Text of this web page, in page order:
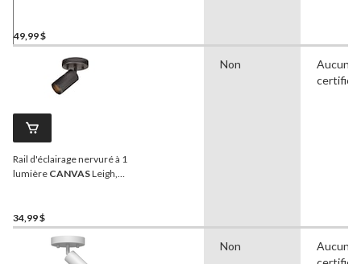
49,99 $
Rail d'éclairage nervuré à 1
lumière CANVASLeigh,
34,99 $
Non
Aucune
Non
Aucune